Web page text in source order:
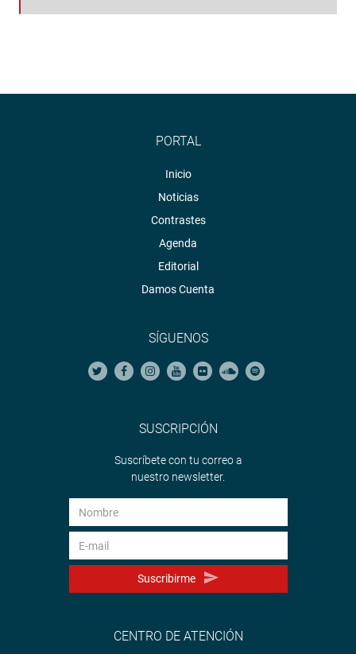
PORTAL
Inicio
Noticias
Contrastes
Agenda
Editorial
Damos Cuenta
SÍGUENOS
SUSCRIPCIÓN
Suscríbete con tu correo a
nuestro newsletter.
Suscribirme
CENTRO DE ATENCIÓN